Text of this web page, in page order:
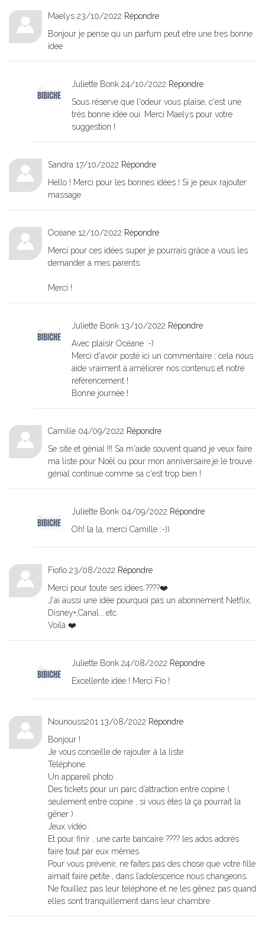
Maelys 23/10/2022 Répondre
Bonjour je pense qu un parfum peut etre une tres bonne
idee
Juliette Bonk 24/10/2022 Répondre
Sous réserve que l'odeur vous plaise, c'est une
très bonne idée oui. Merci Maelys pour votre
suggestion !
Sandra 17/10/2022 Répondre
Hello ! Merci pour les bonnes idées ! Si je peux rajouter
massage
Océane 12/10/2022 Répondre
Merci pour ces idées super je pourrais grâce a vous les
demander a mes parents
Merci !
Juliette Bonk 13/10/2022 Répondre
Avec plaisir Océane :-)
Merci d'avoir posté ici un commentaire ; cela nous
aide vraiment à améliorer nos contenus et notre
référencement !
Bonne journée !
Camille 04/09/2022 Répondre
Se site et génial !!! Sa m'aide souvent quand je veux faire
ma liste pour Noël ou pour mon anniversaire,je le trouve
génial continue comme sa c'est trop bien !
Juliette Bonk 04/09/2022 Répondre
Oh! la la, merci Camille :-))
Fiofio 23/08/2022 Répondre
Merci pour toute ses idées ????❤️
J'ai aussi une idée pourquoi pas un abonnement Netflix,
Disney+,Canal....etc
Voilà ❤️
Juliette Bonk 24/08/2022 Répondre
Excellente idée ! Merci Fio !
Nounouss201 13/08/2022 Répondre
Bonjour !
Je vous conseille de rajouter à la liste:
Téléphone.
Un appareil photo .
Des tickets pour un parc d’attraction entre copine (
seulement entre copine , si vous êtes là ça pourrait la
gêner )
Jeux vidéo .
Et pour finir , une carte bancaire ???? les ados adorés
faire tout par eux mêmes
Pour vous prévenir, ne faites pas des chose que votre fille
aimait faire petite , dans l’adolescence nous changeons.
Ne fouillez pas leur téléphone et ne les gênez pas quand
elles sont tranquillement dans leur chambre .